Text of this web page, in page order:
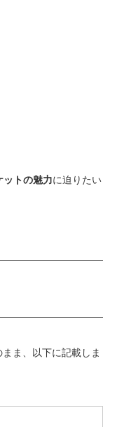
ットの魅力に迫りたい
ま、以下に記載しま